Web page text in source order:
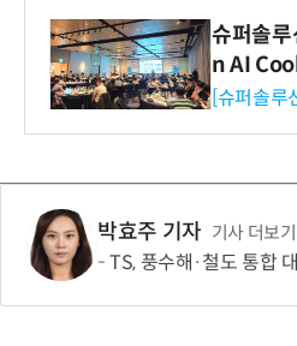
슈퍼솔
n AI
리 성료
[슈퍼솔루
박효주 기자 기사 더보기
TS, 풍수해·철도 통합